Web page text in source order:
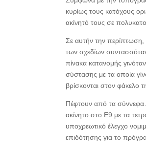
κυρίως τους κατόχους
ακίνητό τους σε
Σε αυτήν την περίπτωση,
των σχεδίων
πίνακα κατανομής
σύστασης με τα οποία
βρίσκονται στον φάκελο
Πέφτουν από τα
ακίνητο στο Ε9 με τα
υποχρεωτικό έλεγχο
επιδότησης για το